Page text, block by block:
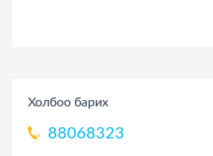
Холбоо барих
88068323